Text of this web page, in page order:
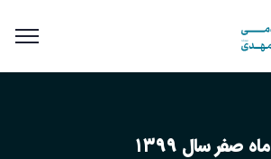
ماه صفر سال ۱۳۹۹